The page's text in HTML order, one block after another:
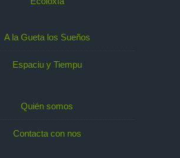
A la Gueta los Sueños
Espaciu y Tiempu
Quién somos
Contacta con nos